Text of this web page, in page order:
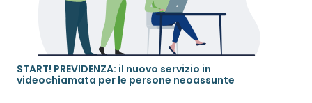
START! PREVIDENZA: il nuovo servizio in
videochiamata per le persone neoassunte